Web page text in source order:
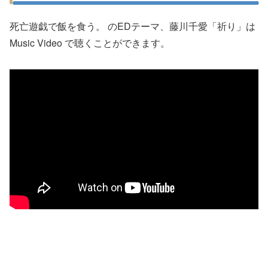
死亡遊戯で飯を食う。 のEDテーマ、藤川千愛「祈り」は
Music Video で聴くことができます。